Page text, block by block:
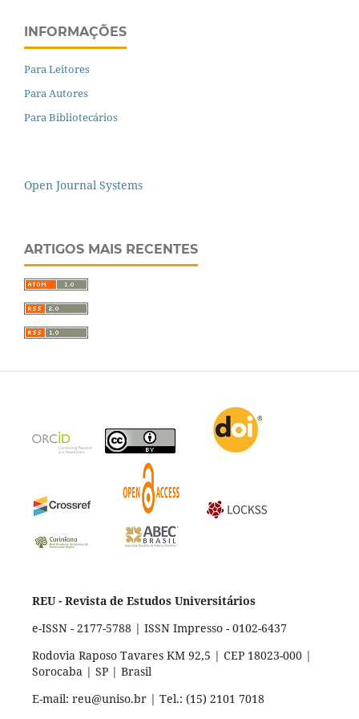
INFORMAÇÕES
Para Leitores
Para Autores
Para Bibliotecários
Open Journal Systems
ARTIGOS MAIS RECENTES
REU - Revista de Estudos Universitários
e-ISSN - 2177-5788 | ISSN Impresso - 0102-6437
Rodovia Raposo Tavares KM 92,5 | CEP 18023-000 |
Sorocaba | SP | Brasil
E-mail: reu@uniso.br | Tel.: (15) 2101 7018